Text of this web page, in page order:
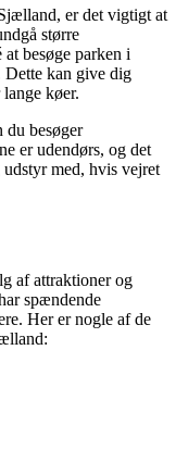
er det vigtigt at
større
besøge parken i
Dette kan give dig
køer.
du besøger
er udendørs, og det
med, hvis vejret
af attraktioner og
spændende
Her er nogle af de